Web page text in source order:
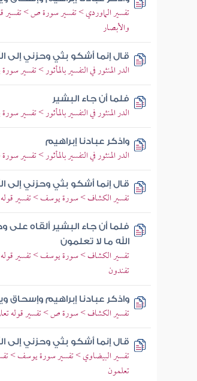
تفسير الماوردي > تفسير سورة ص > تفسير
والأبصار
قال إنما أشكو بثي وحزني إلى
الدر المنثور في التفسير بالمأثور > تفسير
فلما أن جاء البشير
الدر المنثور في التفسير بالمأثور > تفسير
واذكر عبادنا إبراهيم
الدر المنثور في التفسير بالمأثور > تفسير
قال إنما أشكو بثي وحزني إلى
تفسير الكشاف > سورة يوسف > تفسير قوله
فلما أن جاء البشير ألقاه
الله ما لا تعلمون
تفسير الكشاف > سورة يوسف > تفسير قوله
تفندون
واذكر عبادنا إبراهيم وإسحاق
تفسير الكشاف > سورة ص > تفسير قوله
قال إنما أشكو بثي وحزني إلى
تفسير البيضاوي > تفسير سورة يوسف > تفسير
تعلمون